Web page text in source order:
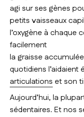
agi sur ses gènes
petits vaisseaux
l’oxygène à chaque
facilement
la graisse
quotidiens l’aidaient
articulations et son
Aujourd’hui, la
sédentaires. Et nos